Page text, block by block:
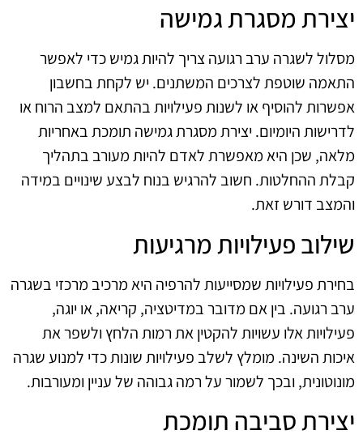
יצירת מסגרת גמישה
מסלול לשגרה ערב רגועה צריך להיות גמיש כדי לאפשר
התאמה שוטפת לצרכים המשתנים. יש לקחת בחשבון
אפשרות להוסיף או לשנות פעילויות בהתאם למצב הרוח או
לדרישות היומיום. יצירת מסגרת גמישה תומכת באחריות
מלאה, שכן היא מאפשרת לאדם להיות מעורב בתהליך
קבלת ההחלטות. חשוב להרגיש בנוח לבצע שינויים במידה
והמצב דורש זאת.
שילוב פעילויות מרגיעות
בחירת פעילויות שמסייעות להרפיה היא מרכיב מרכזי בשגרה
ערב רגועה. בין אם מדובר במדיטציה, קריאה, או יוגה,
פעילויות אלו עשויות להקטין את רמות הלחץ ולשפר את
איכות השינה. מומלץ לשלב פעילויות שונות כדי למנוע שגרה
מונוטונית, ובכך לשמור על רמה גבוהה של עניין ומעורבות.
יצירת סביבה תומכת